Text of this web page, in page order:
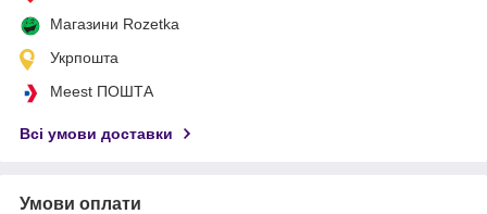
Магазини Rozetka
Укрпошта
Meest ПОШТА
Всі умови доставки
Умови оплати